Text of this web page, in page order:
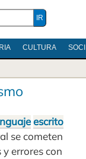
CULTURA
escrito
se cometen
y errores con